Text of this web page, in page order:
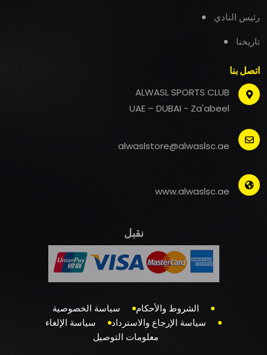
رئيس النادي
تاريخنا
اتصل بنا
ALWASL SPORTS CLUB
UAE – DUBAI - Za'abeel
alwaslstore@alwaslsc.ae
www.alwaslsc.ae
نقبل
الشروط والأحكام
سياسة الخصوصية
سياسة الإرجاع والاسترداد
سياسة الإلغاء
معلومات التوصيل